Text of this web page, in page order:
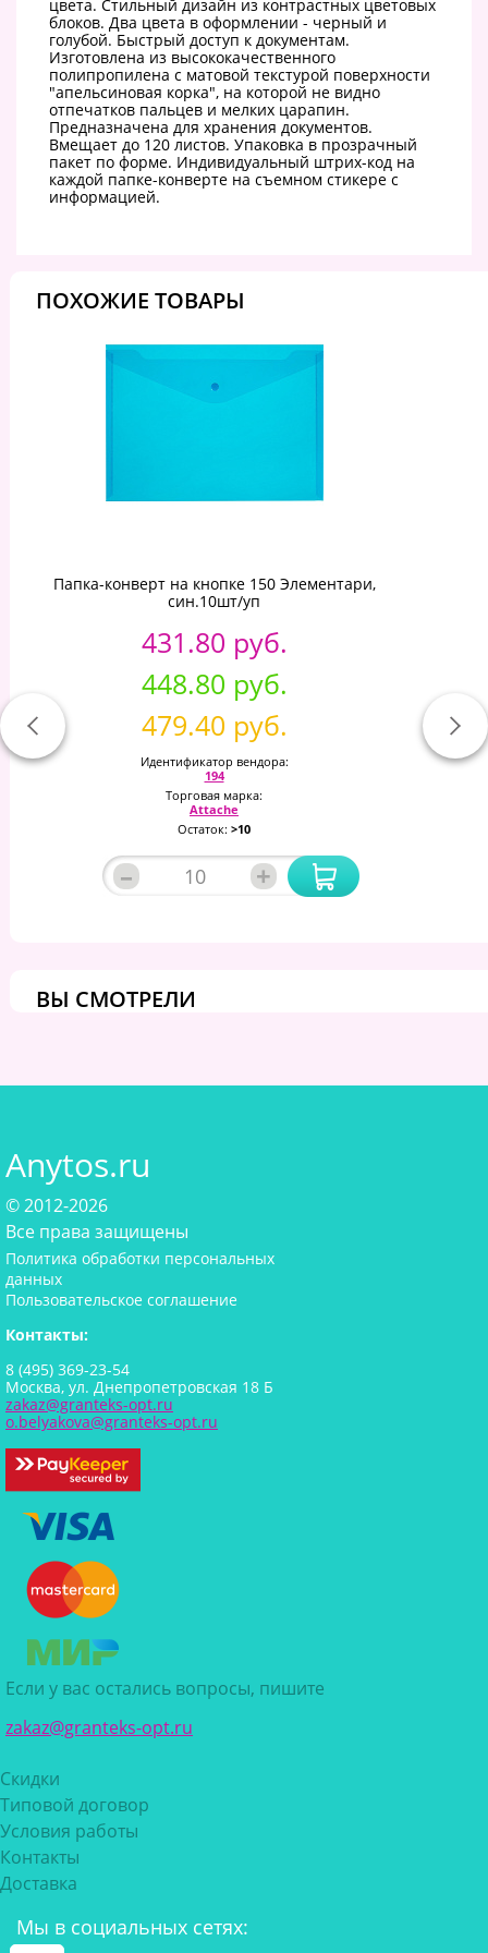
цвета. Стильный дизайн из контрастных цветовых
блоков. Два цвета в оформлении - черный и
голубой. Быстрый доступ к документам.
Изготовлена из высококачественного
полипропилена с матовой текстурой поверхности
"апельсиновая корка", на которой не видно
отпечатков пальцев и мелких царапин.
Предназначена для хранения документов.
Вмещает до 120 листов. Упаковка в прозрачный
пакет по форме. Индивидуальный штрих-код на
каждой папке-конверте на съемном стикере с
информацией.
ПОХОЖИЕ ТОВАРЫ
Папка-конверт на кнопке 150 Элементари,
син.10шт/уп
431.80 руб.
448.80 руб.
479.40 руб.
Идентификатор вендора:
194
Торговая марка:
Attache
Остаток: >10
– +
ВЫ СМОТРЕЛИ
Anytos.ru
© 2012-2026
Все права защищены
Политика обработки персональных
данных
Пользовательское соглашение
Контакты:
8 (495) 369-23-54
Москва, ул. Днепропетровская 18 Б
zakaz@granteks-opt.ru
o.belyakova@granteks-opt.ru
Если у вас остались вопросы, пишите
zakaz@granteks-opt.ru
Скидки
Типовой договор
Условия работы
Контакты
Доставка
Мы в социальных сетях: